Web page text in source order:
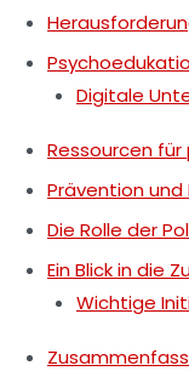
Digitale
Ressourcen
Prävention und
Die Rolle der
Ein Blick in die
Wichtige